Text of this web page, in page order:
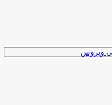
ویروس